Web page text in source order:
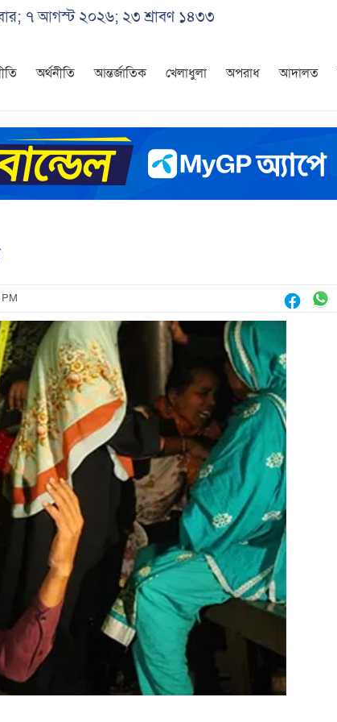
৭ আগস্ট ২০২৬; ২৩ শ্রাবণ ১৪৩৩
অর্থনীতি আন্তর্জাতিক খেলাধুলা অপরাধ আদালত